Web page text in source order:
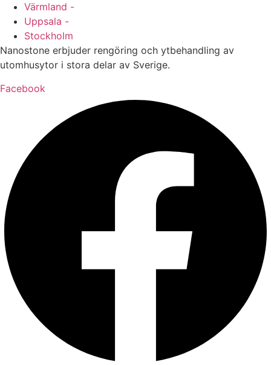
Värmland -
Uppsala -
Stockholm
Nanostone erbjuder rengöring och ytbehandling av
utomhusytor i stora delar av Sverige.
Facebook